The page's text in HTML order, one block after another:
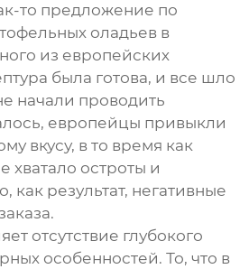
то предложение по
оладьев в
из европейских
была готова, и все шло
начали проводить
европейцы привыкли
вкусу, в то время как
хватало остроты и
как результат, негативные
отсутствие глубокого
особенностей. То, что в